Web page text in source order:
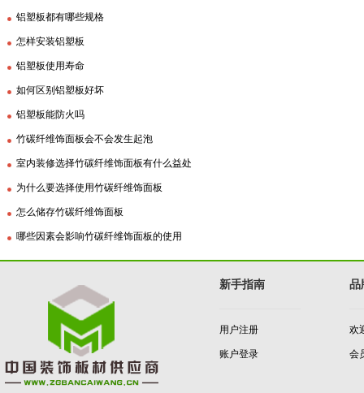
铝塑板都有哪些规格
怎样安装铝塑板
铝塑板使用寿命
如何区别铝塑板好坏
铝塑板能防火吗
竹碳纤维饰面板会不会发生起泡
室内装修选择竹碳纤维饰面板有什么益处
为什么要选择使用竹碳纤维饰面板
怎么储存竹碳纤维饰面板
哪些因素会影响竹碳纤维饰面板的使用
新手指南
用户注册
账户登录
品
欢
会